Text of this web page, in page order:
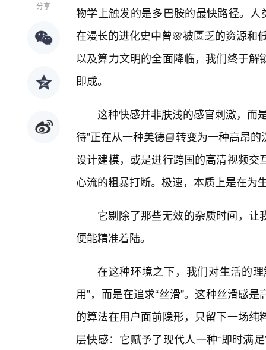
分享
物学上触发的是多巴胺的最快路径。
在漫长的进化史中曾🌸被匮乏的资源和
以及算力文明的全面降临，我们终于
即成。
这种快感并非肤浅的感官刺激，而
待”正在从一种美德📘转变为一种高昂
设计建模，或是进行跨国的高清视频
心流的粗暴打断。极速，本质上是在为
它剔除了那些无效的杂质时间，
便能精准着陆。
在这种环境之下，我们对生活的
用”，而是在追求“丝滑”。这种丝滑感
的算法在用户面前隐形，只留下一场
层快感：它赋予了现代人一种“即时满